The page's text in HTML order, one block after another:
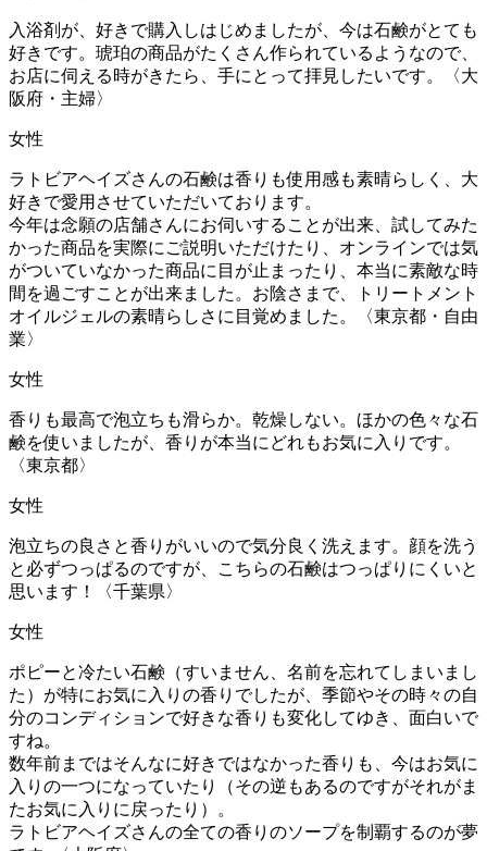
入浴剤が、好きで購入しはじめましたが、今は石鹸がとても
好きです。琥珀の商品がたくさん作られているようなので、
お店に伺える時がきたら、手にとって拝見したいです。〈大
阪府・主婦〉
女性
ラトビアヘイズさんの石鹸は香りも使用感も素晴らしく、大
好きで愛用させていただいております。
今年は念願の店舗さんにお伺いすることが出来、試してみた
かった商品を実際にご説明いただけたり、オンラインでは気
がついていなかった商品に目が止まったり、本当に素敵な時
間を過ごすことが出来ました。お陰さまで、トリートメント
オイルジェルの素晴らしさに目覚めました。〈東京都・自由
業〉
女性
香りも最高で泡立ちも滑らか。乾燥しない。ほかの色々な石
鹸を使いましたが、香りが本当にどれもお気に入りです。
〈東京都〉
女性
泡立ちの良さと香りがいいので気分良く洗えます。顔を洗う
と必ずつっぱるのですが、こちらの石鹸はつっぱりにくいと
思います！〈千葉県〉
女性
ポピーと冷たい石鹸（すいません、名前を忘れてしまいまし
た）が特にお気に入りの香りでしたが、季節やその時々の自
分のコンディションで好きな香りも変化してゆき、面白いで
すね。
数年前まではそんなに好きではなかった香りも、今はお気に
入りの一つになっていたり（その逆もあるのですがそれがま
たお気に入りに戻ったり）。
ラトビアヘイズさんの全ての香りのソープを制覇するのが夢